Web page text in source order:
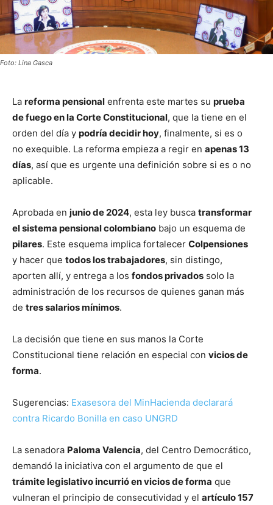
Foto: Lina Gasca
La reforma pensional enfrenta este martes su prueba
de fuego en la Corte Constitucional, que la tiene en el
orden del día y podría decidir hoy, finalmente, si es o
no exequible. La reforma empieza a regir en apenas 13
días, así que es urgente una definición sobre si es o no
aplicable.
Aprobada en junio de 2024, esta ley busca transformar
el sistema pensional colombiano bajo un esquema de
pilares. Este esquema implica fortalecer Colpensiones
y hacer que todos los trabajadores, sin distingo,
aporten allí, y entrega a los fondos privados solo la
administración de los recursos de quienes ganan más
de tres salarios mínimos.
La decisión que tiene en sus manos la Corte
Constitucional tiene relación en especial con vicios de
forma.
Sugerencias: Exasesora del MinHacienda declarará
contra Ricardo Bonilla en caso UNGRD
La senadora Paloma Valencia, del Centro Democrático,
demandó la iniciativa con el argumento de que el
trámite legislativo incurrió en vicios de forma que
vulneran el principio de consecutividad y el artículo 157